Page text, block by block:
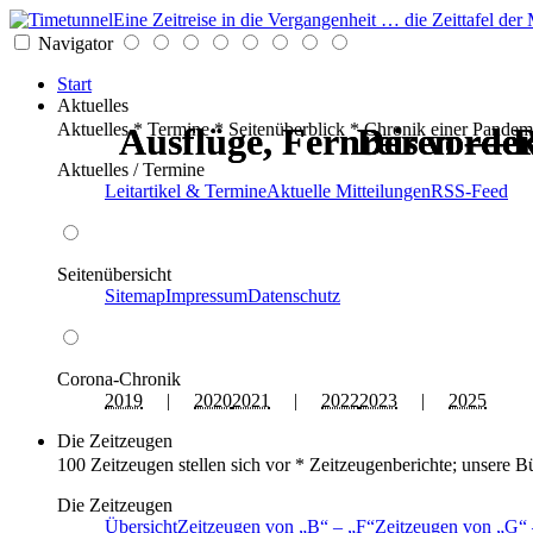
Eine Zeitreise in die Vergangenheit … die Zeittafel
Navigator
Start
Aktuelles
Aktuelles * Termine * Seitenüberblick * Chronik einer
Aktuelles / Termine
Leitartikel & TermineAktuelle MitteilungenRSS-Feed
Seitenübersicht
SitemapImpressumDatenschutz
Corona-Chronik
2019 | 20202021 | 20222023 | 2025
Die Zeitzeugen
100 Zeitzeugen stellen sich vor * Zeitzeugenberichte; unsere
Die Zeitzeugen
ÜbersichtZeitzeugen von B – F Zeitzeugen von G
Der
Ausflüge, Fernreisen —
Der
Der
Ausflüge, Fernreisen —
Der